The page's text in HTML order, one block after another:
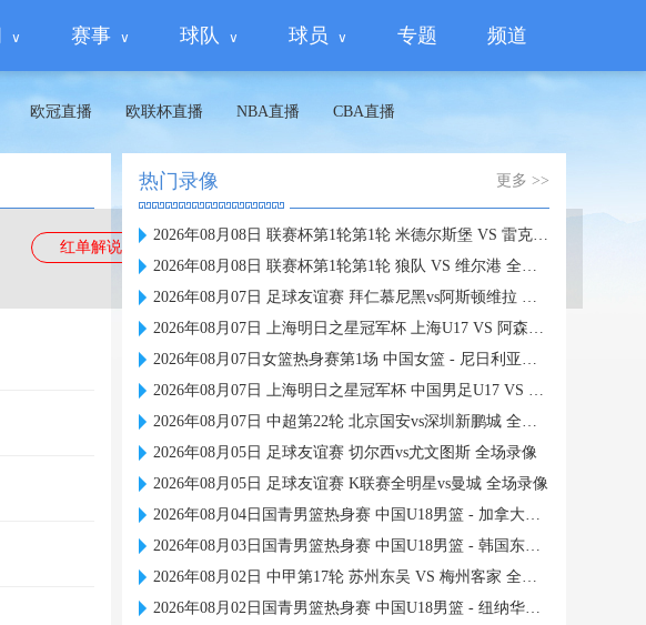
赛事 球队 球员 专题 频道
欧冠直播 欧联杯直播 NBA直播 CBA直播
红单解说 蜘蛛直播
热门录像 更多 >>
2026年08月08日 联赛杯第1轮第1轮 米德尔斯堡 VS 雷克瑟姆 全场录像
2026年08月08日 联赛杯第1轮第1轮 狼队 VS 维尔港 全场录像
2026年08月07日 足球友谊赛 拜仁慕尼黑vs阿斯顿维拉 全场录像
2026年08月07日 上海明日之星冠军杯 上海U17 VS 阿森纳U17 全场录像
2026年08月07日女篮热身赛第1场 中国女篮 - 尼日利亚女篮 全场录像
2026年08月07日 上海明日之星冠军杯 中国男足U17 VS 河床U17 全场录像
2026年08月07日 中超第22轮 北京国安vs深圳新鹏城 全场录像
2026年08月05日 足球友谊赛 切尔西vs尤文图斯 全场录像
2026年08月05日 足球友谊赛 K联赛全明星vs曼城 全场录像
2026年08月04日国青男篮热身赛 中国U18男篮 - 加拿大大卫·安篮球学院 全场录像
2026年08月03日国青男篮热身赛 中国U18男篮 - 韩国东国大学 全场录像
2026年08月02日 中甲第17轮 苏州东吴 VS 梅州客家 全场录像
2026年08月02日国青男篮热身赛 中国U18男篮 - 纽纳华丁闪电队 全场录像